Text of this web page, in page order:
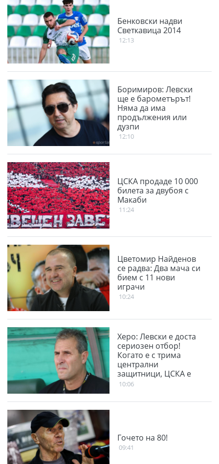
Бенковски надви
Светкавица 2014
12:13
Боримиров: Левски
ще е барометърът!
Няма да има
продължения или
дузпи
12:10
ЦСКА продаде 10 000
билета за двубоя с
Макаби
11:24
Цветомир Найденов
се радва: Два мача си
бием с 11 нови
играчи
10:24
Херо: Левски е доста
сериозен отбор!
Когато е с трима
централни
защитници, ЦСКА е
много стабилен
10:06
Гочето на 80!
09:41